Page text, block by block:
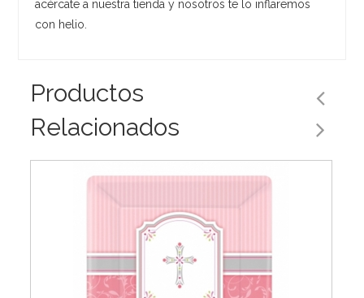
acércate a nuestra tienda y nosotros te lo inflaremos
con helio.
Productos
Relacionados